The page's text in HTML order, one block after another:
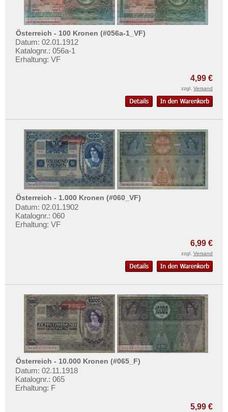
Österreich - 100 Kronen (#056a-1_VF)
Datum: 02.01.1912
Katalognr.: 056a-1
Erhaltung: VF
4,99 €
zzgl. Versand
Österreich - 1.000 Kronen (#060_VF)
Datum: 02.01.1902
Katalognr.: 060
Erhaltung: VF
6,99 €
zzgl. Versand
Österreich - 10.000 Kronen (#065_F)
Datum: 02.11.1918
Katalognr.: 065
Erhaltung: F
5,99 €